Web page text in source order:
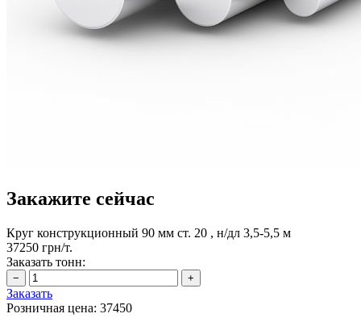
Закажите сейчас
Круг конструкционный 90 мм ст. 20 , н/дл 3,5-5,5 м
37250 грн/т.
Заказать тонн:
Заказать
Розничная цена: 37450